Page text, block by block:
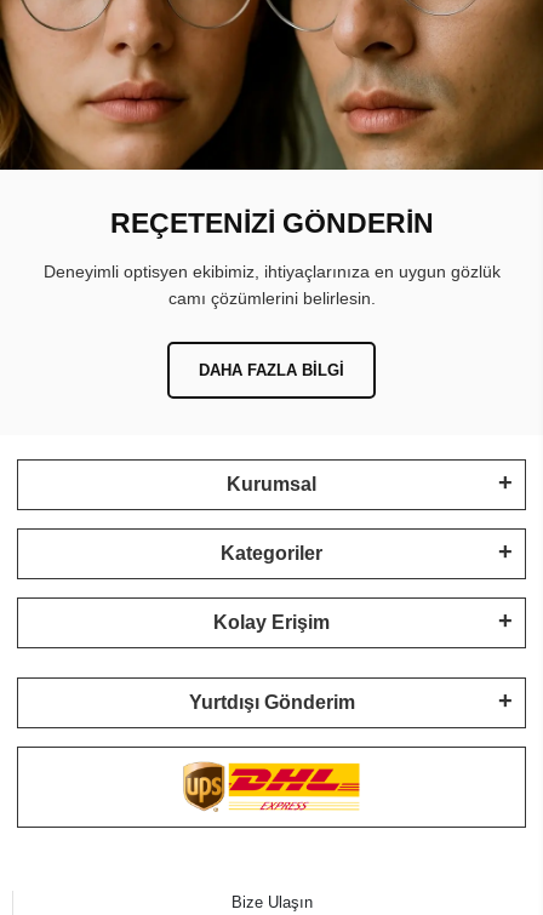
REÇETENİZİ GÖNDERİN
Deneyimli optisyen ekibimiz, ihtiyaçlarınıza en uygun gözlük
camı çözümlerini belirlesin.
DAHA FAZLA BILGI
Kurumsal
Kategoriler
Kolay Erişim
Yurtdışı Gönderim
Bize Ulaşın